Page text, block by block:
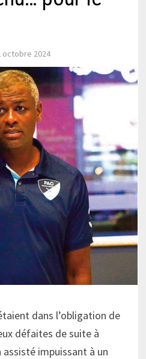
octobre 2024
dans l’obligation de
défaites de suite à
impuissant à un